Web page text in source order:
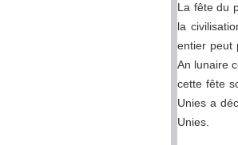
La fête du
la
entier peut
An lunaire
cette fête
Unies a
Unies.